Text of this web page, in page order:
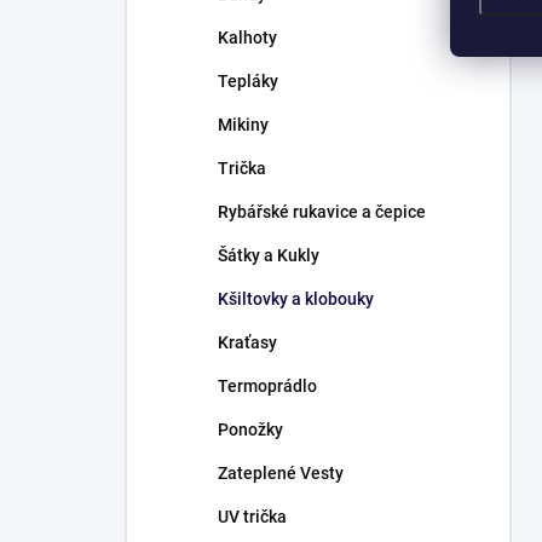
Kalhoty
Tepláky
Mikiny
Trička
Rybářské rukavice a čepice
Šátky a Kukly
Kšiltovky a klobouky
Kraťasy
Termoprádlo
Ponožky
Zateplené Vesty
UV trička